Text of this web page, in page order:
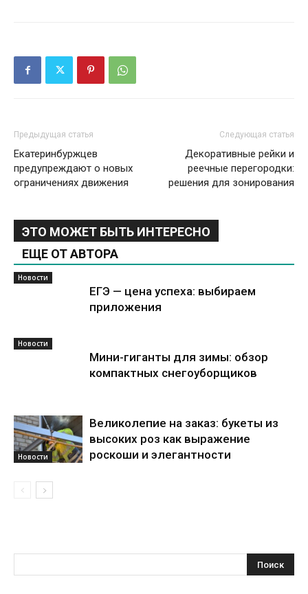
Предыдущая статья
Екатеринбуржцев
предупреждают о новых
ограничениях движения
Следующая статья
Декоративные рейки и
реечные перегородки:
решения для зонирования
ЭТО МОЖЕТ БЫТЬ ИНТЕРЕСНО
ЕЩЕ ОТ АВТОРА
Новости
ЕГЭ — цена успеха: выбираем
приложения
Новости
Мини-гиганты для зимы: обзор
компактных снегоуборщиков
Новости
Великолепие на заказ: букеты из
высоких роз как выражение
роскоши и элегантности